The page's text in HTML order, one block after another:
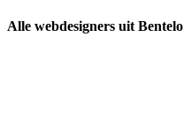
Alle webdesigners uit Bentelo